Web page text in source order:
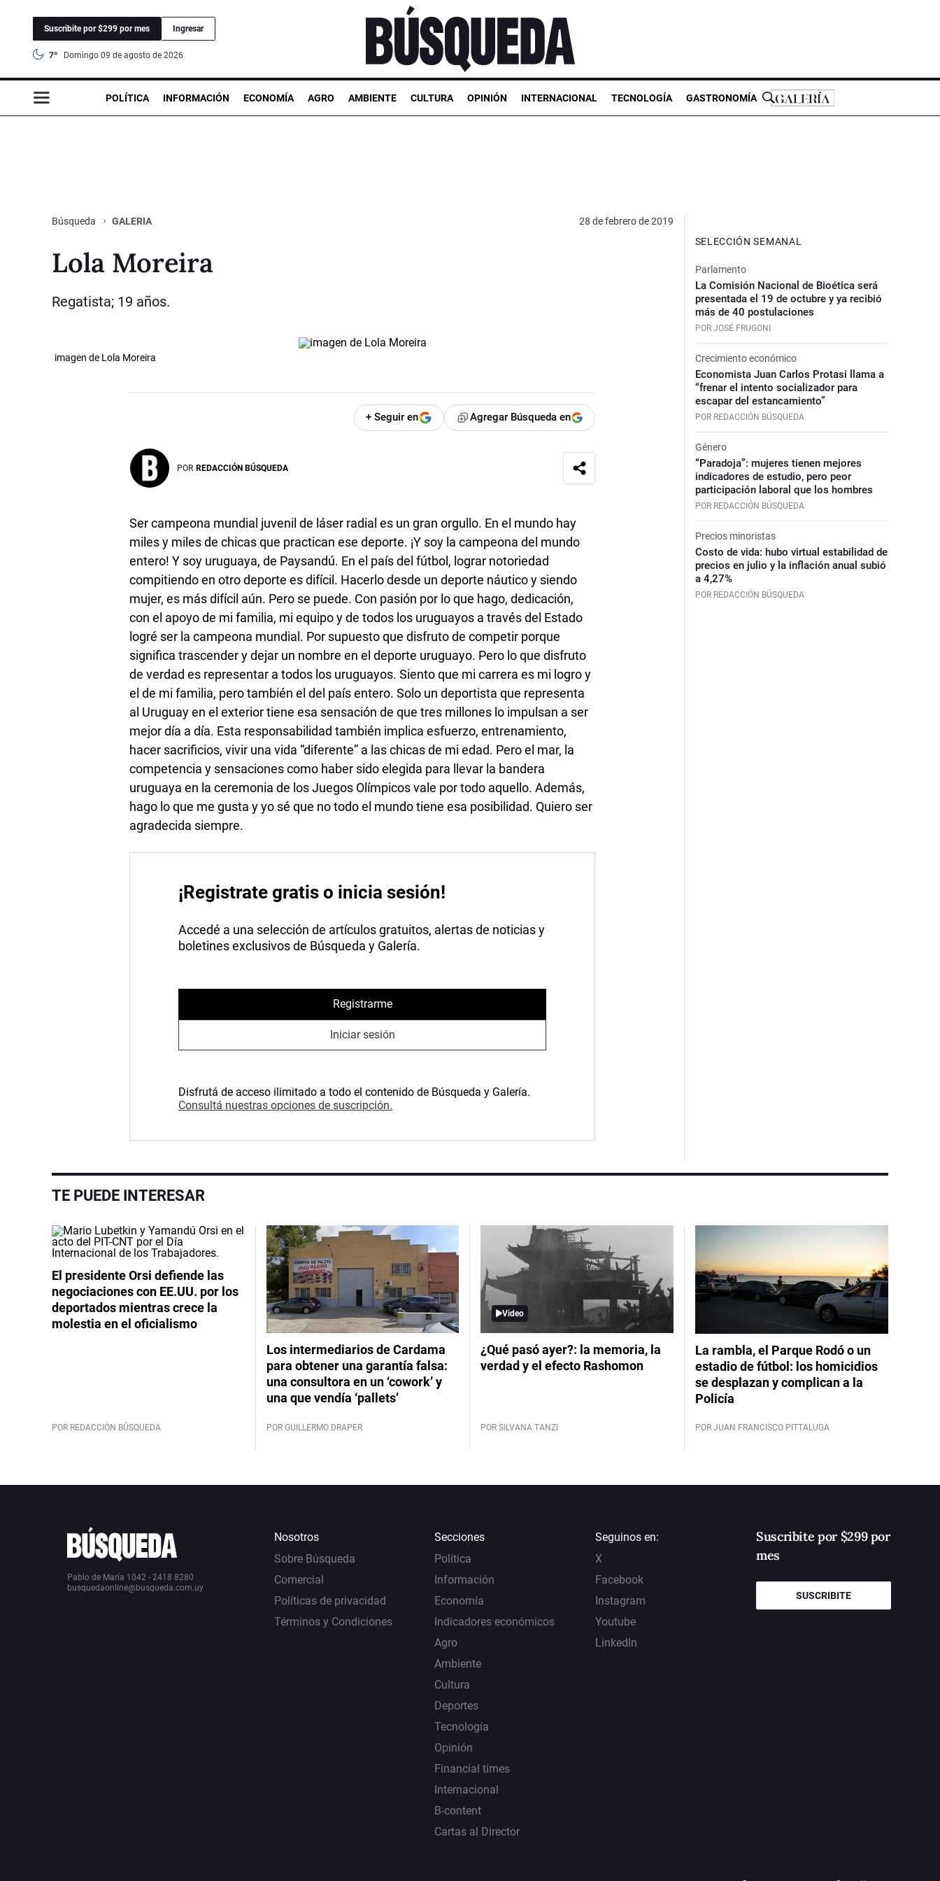
Suscribite por $299 por mes Ingresar
7° domingo 09 de agosto de 2026
POLÍTICA INFORMACIÓN ECONOMÍA AGRO AMBIENTE CULTURA OPINIÓN INTERNACIONAL TECNOLOGÍA GASTRONOMÍA
Búsqueda GALERIA 28 de febrero de 2019
Lola Moreira
Regatista; 19 años.
imagen de Lola Moreira
+ Seguir en Agregar Búsqueda en
POR REDACCIÓN BÚSQUEDA
Ser campeona mundial juvenil de láser radial es un gran orgullo. En el mundo hay
miles y miles de chicas que practican ese deporte. ¡Y soy la campeona del mundo
entero! Y soy uruguaya, de Paysandú. En el país del fútbol, lograr notoriedad
compitiendo en otro deporte es difícil. Hacerlo desde un deporte náutico y siendo
mujer, es más difícil aún. Pero se puede. Con pasión por lo que hago, dedicación,
con el apoyo de mi familia, mi equipo y de todos los uruguayos a través del Estado
logré ser la campeona mundial. Por supuesto que disfruto de competir porque
significa trascender y dejar un nombre en el deporte uruguayo. Pero lo que disfruto
de verdad es representar a todos los uruguayos. Siento que mi carrera es mi logro y
el de mi familia, pero también el del país entero. Solo un deportista que representa
al Uruguay en el exterior tiene esa sensación de que tres millones lo impulsan a ser
mejor día a día. Esta responsabilidad también implica esfuerzo, entrenamiento,
hacer sacrificios, vivir una vida “diferente” a las chicas de mi edad. Pero el mar, la
competencia y sensaciones como haber sido elegida para llevar la bandera
uruguaya en la ceremonia de los Juegos Olímpicos vale por todo aquello. Además,
hago lo que me gusta y yo sé que no todo el mundo tiene esa posibilidad. Quiero ser
agradecida siempre.
¡Registrate gratis o inicia sesión!
Accedé a una selección de artículos gratuitos, alertas de noticias y
boletines exclusivos de Búsqueda y Galería.
Registrarme
Iniciar sesión
Disfrutá de acceso ilimitado a todo el contenido de Búsqueda y Galería.
Consultá nuestras opciones de suscripción.
SELECCIÓN SEMANAL
Parlamento
La Comisión Nacional de Bioética será
presentada el 19 de octubre y ya recibió
más de 40 postulaciones
POR JOSÉ FRUGONI
Crecimiento económico
Economista Juan Carlos Protasi llama a
“frenar el intento socializador para
escapar del estancamiento”
POR REDACCIÓN BÚSQUEDA
Género
“Paradoja”: mujeres tienen mejores
indicadores de estudio, pero peor
participación laboral que los hombres
POR REDACCIÓN BÚSQUEDA
Precios minoristas
Costo de vida: hubo virtual estabilidad de
precios en julio y la inflación anual subió
a 4,27%
POR REDACCIÓN BÚSQUEDA
TE PUEDE INTERESAR
El presidente Orsi defiende las
negociaciones con EE.UU. por los
deportados mientras crece la
molestia en el oficialismo
POR REDACCIÓN BÚSQUEDA
Los intermediarios de Cardama
para obtener una garantía falsa:
una consultora en un ‘cowork’ y
una que vendía ‘pallets’
POR GUILLERMO DRAPER
Video
¿Qué pasó ayer?: la memoria, la
verdad y el efecto Rashomon
POR SILVANA TANZI
La rambla, el Parque Rodó o un
estadio de fútbol: los homicidios
se desplazan y complican a la
Policía
POR JUAN FRANCISCO PITTALUGA
Pablo de María 1042 - 2418 8280
busquedaonline@busqueda.com.uy
Nosotros
Sobre Búsqueda
Comercial
Políticas de privacidad
Términos y Condiciones
Secciones
Política
Información
Economía
Indicadores económicos
Agro
Ambiente
Cultura
Deportes
Tecnología
Opinión
Financial times
Internacional
B-content
Cartas al Director
Seguinos en:
X
Facebook
Instagram
Youtube
LinkedIn
Suscribite por $299 por
mes
SUSCRIBITE